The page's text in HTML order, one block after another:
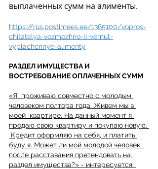
выплаченных сумм на алименты.
https://rus.postimees.ee/1365100/vopros-
chitatelya-vozmozhno-li-vernut-
vyplachennye-alimenty
РАЗДЕЛ ИМУЩЕСТВА И
ВОСТРЕБОВАНИЕ ОПЛАЧЕННЫХ СУММ
«Я  проживаю совместно с молодым
человеком полтора года. Живем мы в
моей  квартире. На данный момент я
продаю свою квартиру и покупаю новую.
Кредит оформляю на себя, и платить
буду я. Может ли мой молодой человек
после расставания претендовать на
раздел имущества?» - интересуется